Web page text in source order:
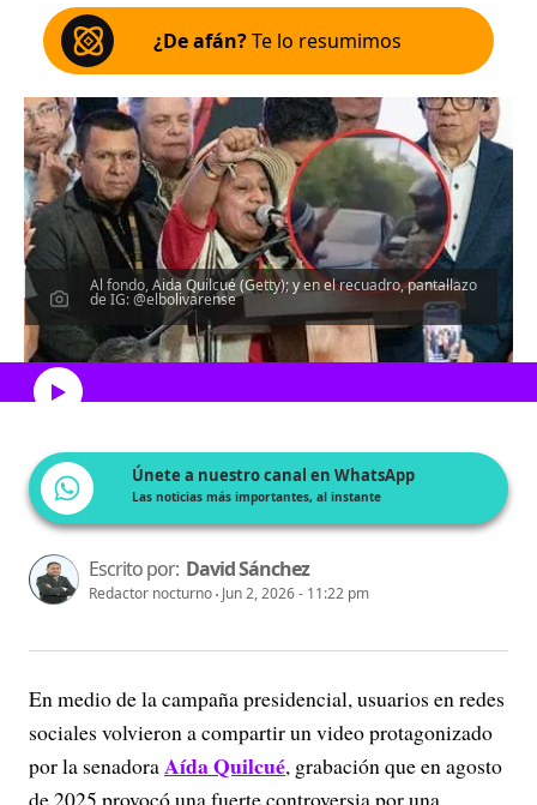
¿De afán?Te lo resumimos
Al fondo, Aida Quilcué (Getty); y en el recuadro, pantallazo
de IG: @elbolivarense
Escucha el artículo
Únete a nuestro canal en WhatsApp
Las noticias más importantes, al instante
Escrito por: David Sánchez
Redactor nocturno Jun 2, 2026 - 11:22 pm
En medio de la campaña presidencial, usuarios en redes
sociales volvieron a compartir un video protagonizado
por la senadoraAída Quilcué, grabación que en agosto
de 2025 provocó una fuerte controversia por una